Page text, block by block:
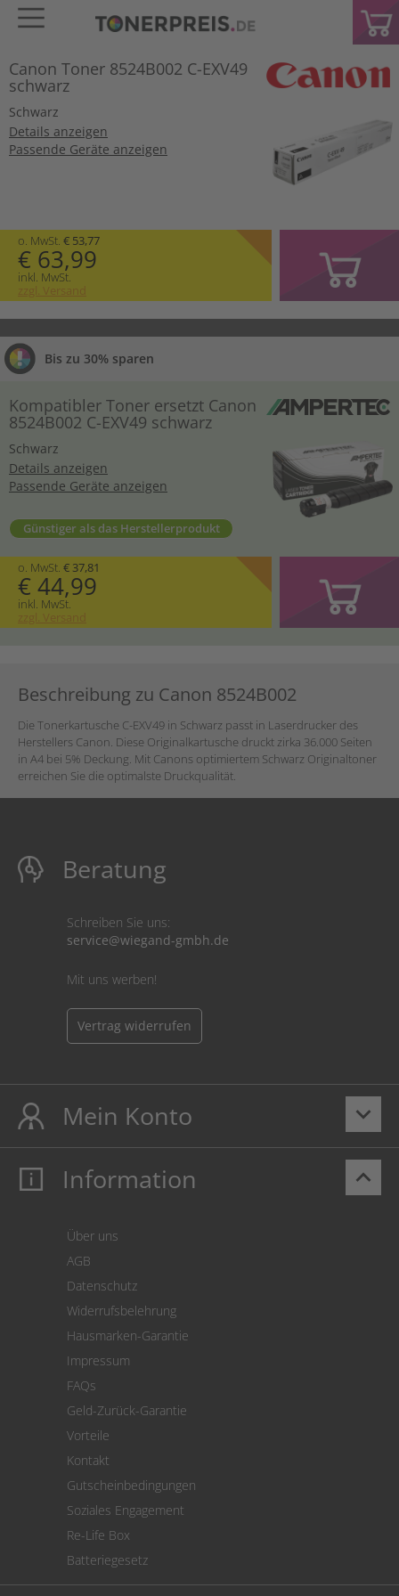
Canon Toner 8524B002 C-EXV49
schwarz
Schwarz
Details anzeigen
Passende Geräte anzeigen
o. MwSt. € 53,77
€ 63,99
inkl. MwSt.
zzgl. Versand
Bis zu 30% sparen
Kompatibler Toner ersetzt Canon
8524B002 C-EXV49 schwarz
Schwarz
Details anzeigen
Passende Geräte anzeigen
Günstiger als das Herstellerprodukt
o. MwSt. € 37,81
€ 44,99
inkl. MwSt.
zzgl. Versand
Beschreibung zu Canon 8524B002
Die Tonerkartusche C-EXV49 in Schwarz passt in Laserdrucker des
Herstellers Canon. Diese Originalkartusche druckt zirka 36.000 Seiten
in A4 bei 5% Deckung. Mit Canons optimiertem Schwarz Originaltoner
erreichen Sie die optimalste Druckqualität.
Beratung
Schreiben Sie uns:
service@wiegand-gmbh.de
Mit uns werben!
Vertrag widerrufen
keyboard_arrow_down
Mein Konto
Mein Konto
Cookie Einstellungen
keyboard_arrow_up
Information
Über uns
AGB
Datenschutz
Widerrufsbelehrung
Hausmarken-Garantie
Impressum
FAQs
Geld-Zurück-Garantie
Vorteile
Kontakt
Gutscheinbedingungen
Soziales Engagement
Re-Life Box
Batteriegesetz